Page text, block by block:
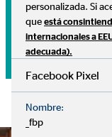
personalizada. Si
que está
internacionales a
adecuada).
Facebook Pixel
Nombre:
_fbp